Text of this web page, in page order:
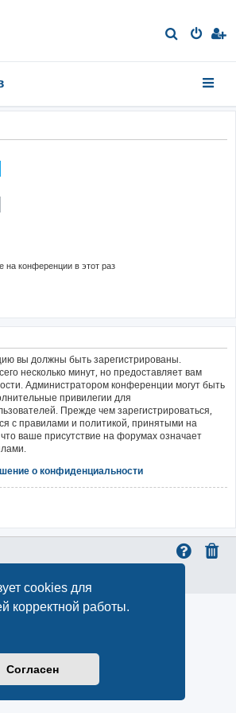
cookies для
корректной работы.
Согласен
к
конференции в этот раз
вы должны быть зарегистрированы.
несколько минут, но предоставляет вам
Администратором конференции могут быть
привилегии для
Прежде чем зарегистрироваться,
с правилами и политикой, принятыми на
ваше присутствие на форумах означает
о конфиденциальности